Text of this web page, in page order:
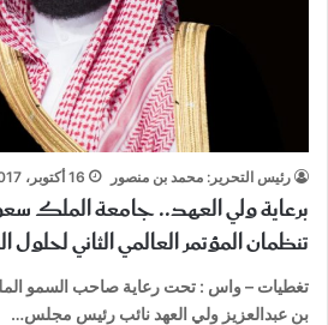
رئيس التحرير: محمد بن منصور 16 أكتوبر، 2017
برعاية ولي العهد.. جامعة الملك
تنظمان المؤتمر العالمي الثاني لحلول
تغطيات – واس : تحت رعاية صاحب السمو
بن عبدالعزيز ولي العهد نائب رئيس مجلس…